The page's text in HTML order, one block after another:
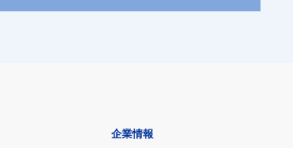
企業情報